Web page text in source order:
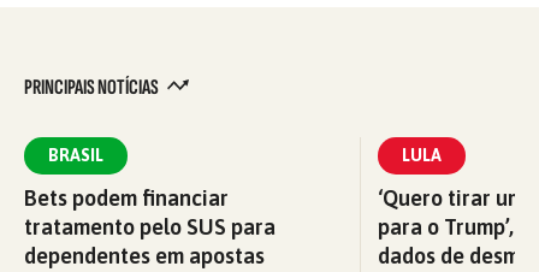
PRINCIPAIS NOTÍCIAS
BRASIL
Bets podem financiar
tratamento pelo SUS para
dependentes em apostas
LULA
‘Quero tirar
para o Trump’,
dados de